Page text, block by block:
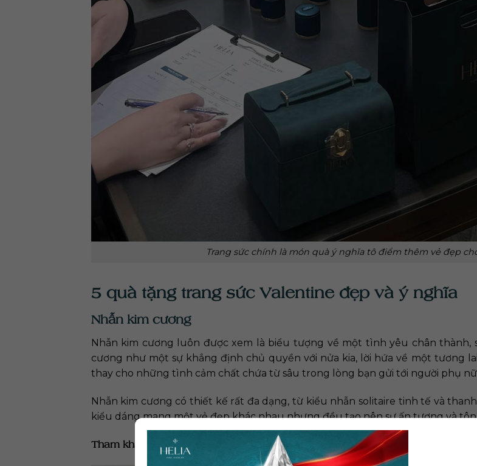
Trang sức chính là món quà ý nghĩa tô điểm thêm vẻ đẹp
5 quà tặng trang sức Valentine đẹp và ý nghĩa
Nhẫn kim cương
Nhẫn kim cương luôn được xem là biểu tượng về một tình yêu chân thành,
cương như một sự khẳng định chủ quyền với nửa kia, lời hứa về một tương
thay cho những tình cảm chất chứa từ sâu trong lòng bạn gửi tới người phụ
Nhẫn kim cương có thiết kế rất đa dạng, từ kiểu nhẫn solitaire tinh tế và
kiểu dáng mang một vẻ đẹp khác nhau nhưng đều tạo nên sự ấn tượng và
Tham khảo thêm: 50+ Mẫu nhẫn kim cương sang trọng và thời thượng nhất